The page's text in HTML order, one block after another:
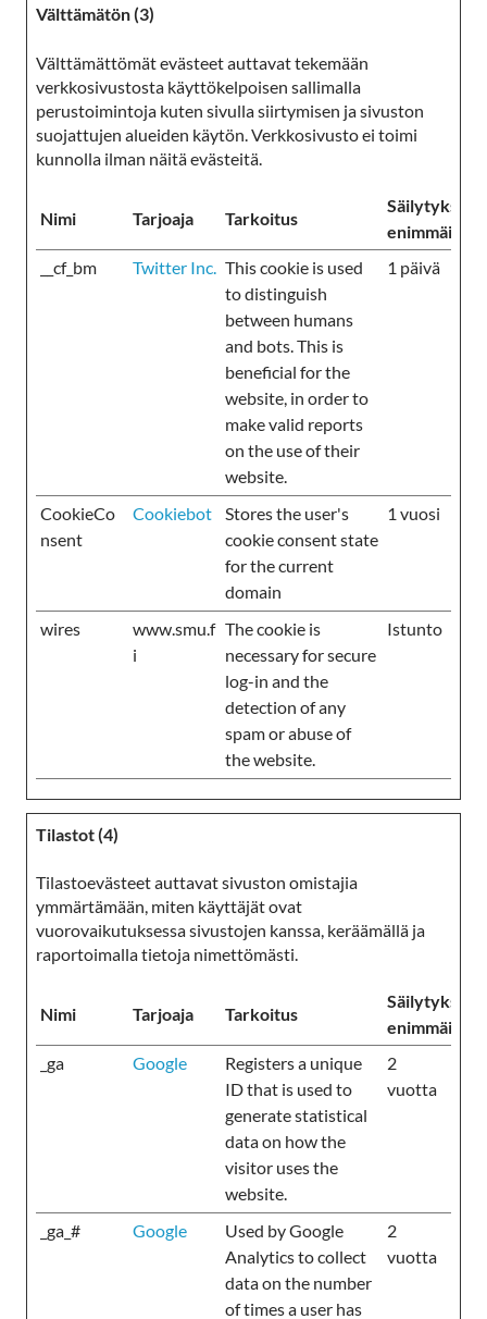
Välttämätön (3)
Välttämättömät evästeet auttavat tekemään
verkkosivustosta käyttökelpoisen sallimalla
perustoimintoja kuten sivulla siirtymisen ja sivuston
suojattujen alueiden käytön. Verkkosivusto ei toimi
kunnolla ilman näitä evästeitä.
Nimi Tarjoaja Tarkoitus
Säilytyksen
__cf_bm
Twitter Inc. This cookie is used
to distinguish
between humans
and bots. This is
beneficial for the
website, in order to
make valid reports
on the use of their
website.
1 päivä
CookieCo
nsent
Cookiebot
Stores the user's
cookie consent state
for the current
domain
1 vuosi
wires
www.smu.f
i
The cookie is
necessary for secure
log-in and the
detection of any
spam or abuse of
the website.
Istunto
Tilastot (4)
Tilastoevästeet auttavat sivuston omistajia
ymmärtämään, miten käyttäjät ovat
vuorovaikutuksessa sivustojen kanssa, keräämällä ja
raportoimalla tietoja nimettömästi.
Nimi Tarjoaja Tarkoitus
Säilytyksen
_ga
Google
Registers a unique
ID that is used to
generate statistical
data on how the
visitor uses the
website.
2
vuotta
_ga_# Google
Used by Google
Analytics to collect
data on the number
of times a user has
2
vuotta